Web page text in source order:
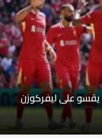
على ليفركوزن